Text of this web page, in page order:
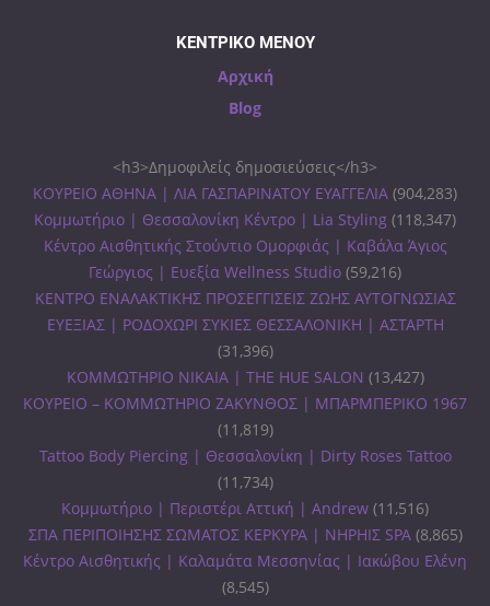
ΚΕΝΤΡΙΚΟ ΜΕΝΟΥ
Αρχική
Blog
<h3>Δημοφιλείς δημοσιεύσεις</h3>
ΚΟΥΡΕΙΟ ΑΘΗΝΑ | ΛΙΑ ΓΑΣΠΑΡΙΝΑΤΟΥ ΕΥΑΓΓΕΛΙΑ (904,283)
Κομμωτήριο | Θεσσαλονίκη Κέντρο | Lia Styling (118,347)
Κέντρο Αισθητικής Στούντιο Ομορφιάς | Καβάλα Άγιος
Γεώργιος | Ευεξία Wellness Studio (59,216)
ΚΕΝΤΡΟ ΕΝΑΛΑΚΤΙΚΗΣ ΠΡΟΣΕΓΓΙΣΕΙΣ ΖΩΗΣ ΑΥΤΟΓΝΩΣΙΑΣ
ΕΥΕΞΙΑΣ | ΡΟΔΟΧΩΡΙ ΣΥΚΙΕΣ ΘΕΣΣΑΛΟΝΙΚΗ | ΑΣΤΑΡΤΗ
(31,396)
ΚΟΜΜΩΤΗΡΙΟ ΝΙΚΑΙΑ | THE HUE SALON (13,427)
ΚΟΥΡΕΙΟ – ΚΟΜΜΩΤΗΡΙΟ ΖΑΚΥΝΘΟΣ | ΜΠΑΡΜΠΕΡΙΚΟ 1967
(11,819)
Tattoo Body Piercing | Θεσσαλονίκη | Dirty Roses Tattoo
(11,734)
Κομμωτήριο | Περιστέρι Αττική | Andrew (11,516)
ΣΠΑ ΠΕΡΙΠΟΙΗΣΗΣ ΣΩΜΑΤΟΣ ΚΕΡΚΥΡΑ | ΝΗΡΗΙΣ SPA (8,865)
Κέντρο Αισθητικής | Καλαμάτα Μεσσηνίας | Ιακώβου Ελένη
(8,545)